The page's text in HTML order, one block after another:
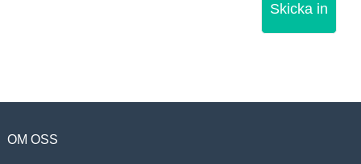
Skicka in
OM OSS